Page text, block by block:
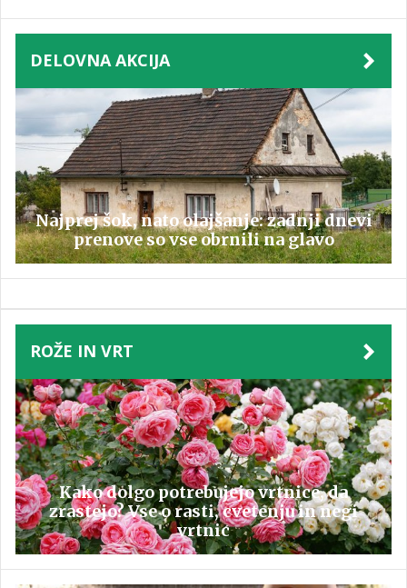
DELOVNA AKCIJA
Najprej šok, nato olajšanje: zadnji dnevi
prenove so vse obrnili na glavo
ROŽE IN VRT
Kako dolgo potrebujejo vrtnice, da
zrastejo? Vse o rasti, cvetenju in negi
vrtnic